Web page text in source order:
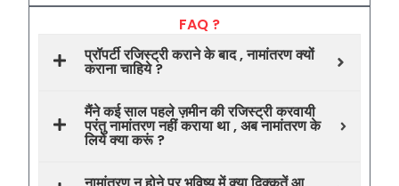
FAQ ?
प्रॉपर्टी रजिस्ट्री कराने के बाद , नामांतरण क्यों
कराना चाहिये ?
मैंने कई साल पहले ज़मीन की रजिस्ट्री करवायी
परंतु नामांतरण नहीं कराया था , अब नामांतरण के
लिये क्या करूं ?